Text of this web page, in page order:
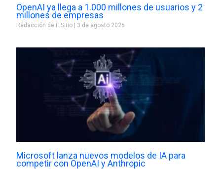
OpenAI ya llega a 1.000 millones de usuarios y 2
millones de empresas
Redacción de ITSitio 3 de agosto 2026
Microsoft lanza nuevos modelos de IA para
competir con OpenAI y Anthropic